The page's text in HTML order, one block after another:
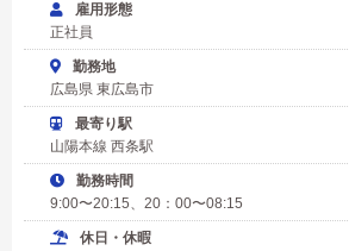
雇用形態
正社員
勤務地
広島県 東広島市
最寄り駅
山陽本線 西条駅
勤務時間
9:00〜20:15、20：00〜08:15
休日・休暇